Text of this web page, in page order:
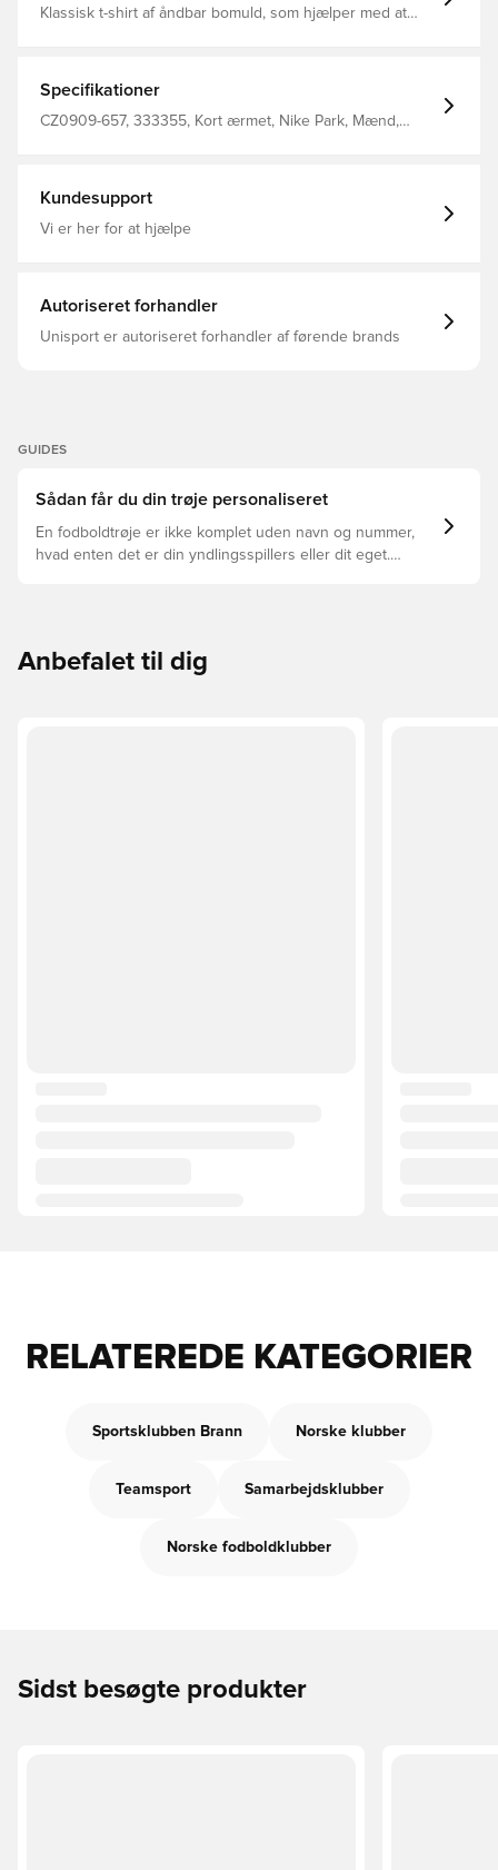
Klassisk t-shirt af åndbar bomuld, som hjælper med at
Specifikationer
CZ0909-657, 333355, Kort ærmet, Nike Park, Mænd,
Kundesupport
Vi er her for at hjælpe
Autoriseret forhandler
Unisport er autoriseret forhandler af førende brands
GUIDES
Sådan får du din trøje personaliseret
En fodboldtrøje er ikke komplet uden navn og nummer,
hvad enten det er din yndlingsspillers eller dit eget.
Anbefalet til dig
RELATEREDE KATEGORIER
Sportsklubben Brann Norske klubber
Teamsport Samarbejdsklubber
Norske fodboldklubber
Sidst besøgte produkter